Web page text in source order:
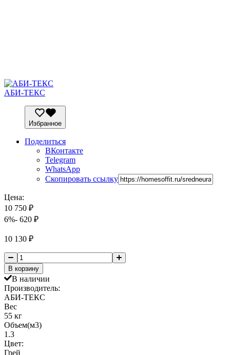
АБИ-ТЕКС
Избранное
Поделиться
ВКонтакте
Telegram
WhatsApp
Скопировать ссылку
Цена:
10 750 ₽
6%- 620 ₽
10 130 ₽
В корзину
В наличии
Производитель:
АБИ-ТЕКС
Вес
55 кг
Объем(м3)
1.3
Цвет:
Грей